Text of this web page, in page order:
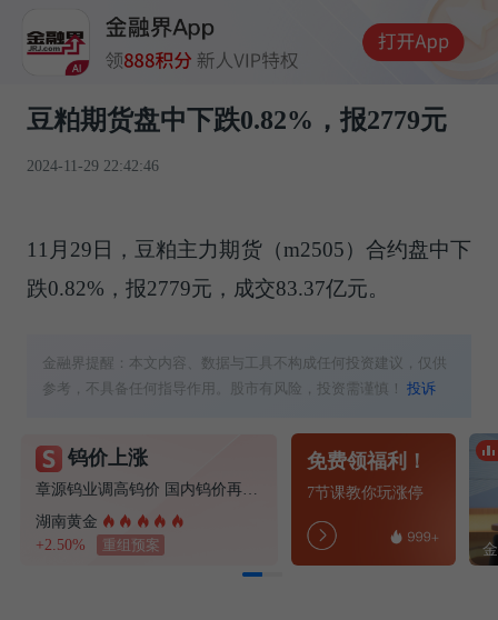
豆粕期货盘中下跌0.82%，报2779元
2024-11-29 22:42:46
11月29日，豆粕主力期货（m2505）合约盘中下
跌0.82%，报2779元，成交83.37亿元。
金融界提醒：本文内容、数据与工具不构成任何投资建议，仅供
参考，不具备任何指导作用。股市有风险，投资需谨慎！投诉
钨价上涨
湖南黄金
+2.50%
重组预案
免费领福利！
7节课教你玩涨停